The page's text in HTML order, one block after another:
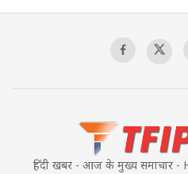
हिंदी खबर - आज के मुख्य समाचार -